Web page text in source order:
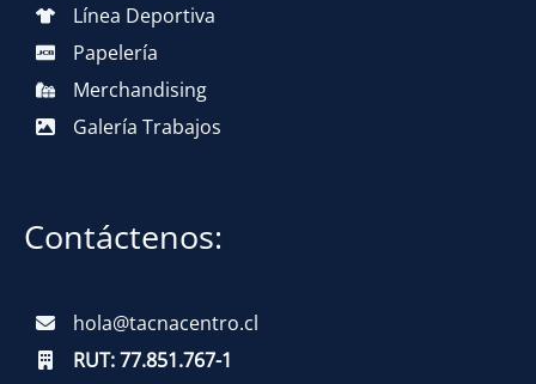
Línea Deportiva
Papelería
Merchandising
Galería Trabajos
Contáctenos:
hola@tacnacentro.cl
RUT:77.851.767-1